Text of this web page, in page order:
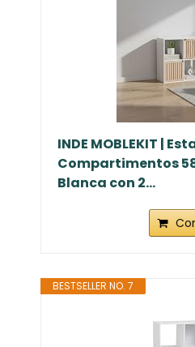
INDE MOBLEKIT |
Compartimentos
Blanca con 2...
BESTSELLER NO. 7